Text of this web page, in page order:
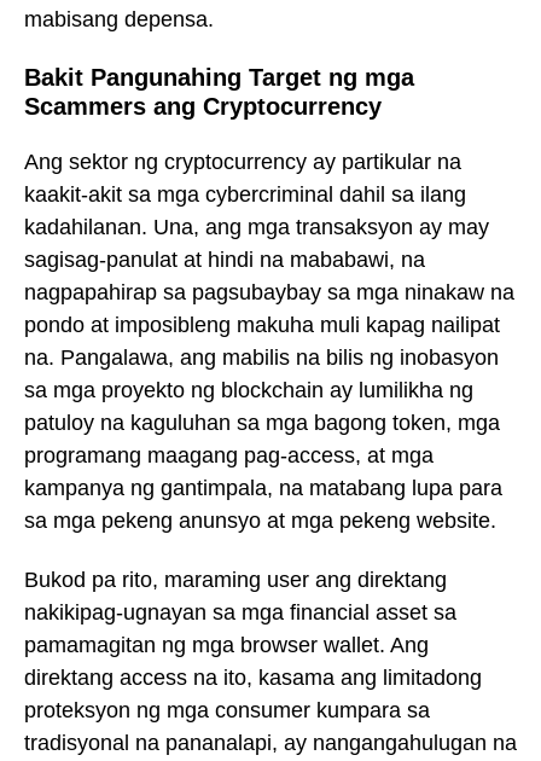
mabisang depensa.
Bakit Pangunahing Target ng mga
Scammers ang Cryptocurrency
Ang sektor ng cryptocurrency ay partikular na
kaakit-akit sa mga cybercriminal dahil sa ilang
kadahilanan. Una, ang mga transaksyon ay may
sagisag-panulat at hindi na mababawi, na
nagpapahirap sa pagsubaybay sa mga ninakaw na
pondo at imposibleng makuha muli kapag nailipat
na. Pangalawa, ang mabilis na bilis ng inobasyon
sa mga proyekto ng blockchain ay lumilikha ng
patuloy na kaguluhan sa mga bagong token, mga
programang maagang pag-access, at mga
kampanya ng gantimpala, na matabang lupa para
sa mga pekeng anunsyo at mga pekeng website.
Bukod pa rito, maraming user ang direktang
nakikipag-ugnayan sa mga financial asset sa
pamamagitan ng mga browser wallet. Ang
direktang access na ito, kasama ang limitadong
proteksyon ng mga consumer kumpara sa
tradisyonal na pananalapi, ay nangangahulugan na